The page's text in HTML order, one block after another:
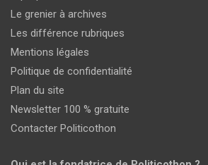
Le grenier à archives
Les différence rubriques
Mentions légales
Politique de confidentialité
Plan du site
Newsletter 100 % gratuite
Contacter Politicothon